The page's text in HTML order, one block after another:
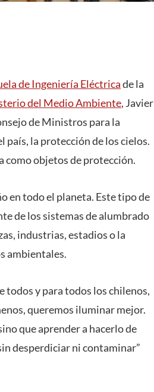
de Ingeniería Eléctricade la
del Medio Ambiente, Javier
de Ministros para la
país, la protección de los cielos.
como objetos de protección.
en todo el planeta. Este tipo de
de los sistemas de alumbrado
industrias, estadios o la
ambientales.
todos y para todos los chilenos,
queremos iluminar mejor.
que aprender a hacerlo de
desperdiciar ni contaminar”